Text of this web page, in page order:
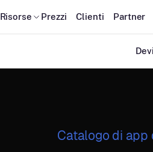
Risorse Prezzi Clienti Partner
Catalogo di app